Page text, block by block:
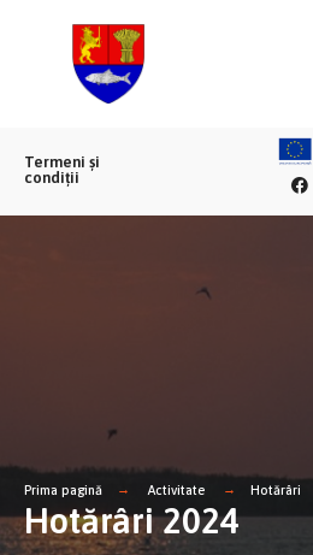
Termeni și
condiții
Prima pagină Activitate Hotărâri
Hotărâri 2024